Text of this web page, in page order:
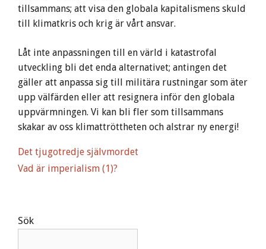
tillsammans; att visa den globala kapitalismens skuld
till klimatkris och krig är vårt ansvar.
Låt inte anpassningen till en värld i katastrofal
utveckling bli det enda alternativet; antingen det
gäller att anpassa sig till militära rustningar som äter
upp välfärden eller att resignera inför den globala
uppvärmningen. Vi kan bli fler som tillsammans
skakar av oss klimattröttheten och alstrar ny energi!
Det tjugotredje självmordet
Vad är imperialism (1)?
Sök